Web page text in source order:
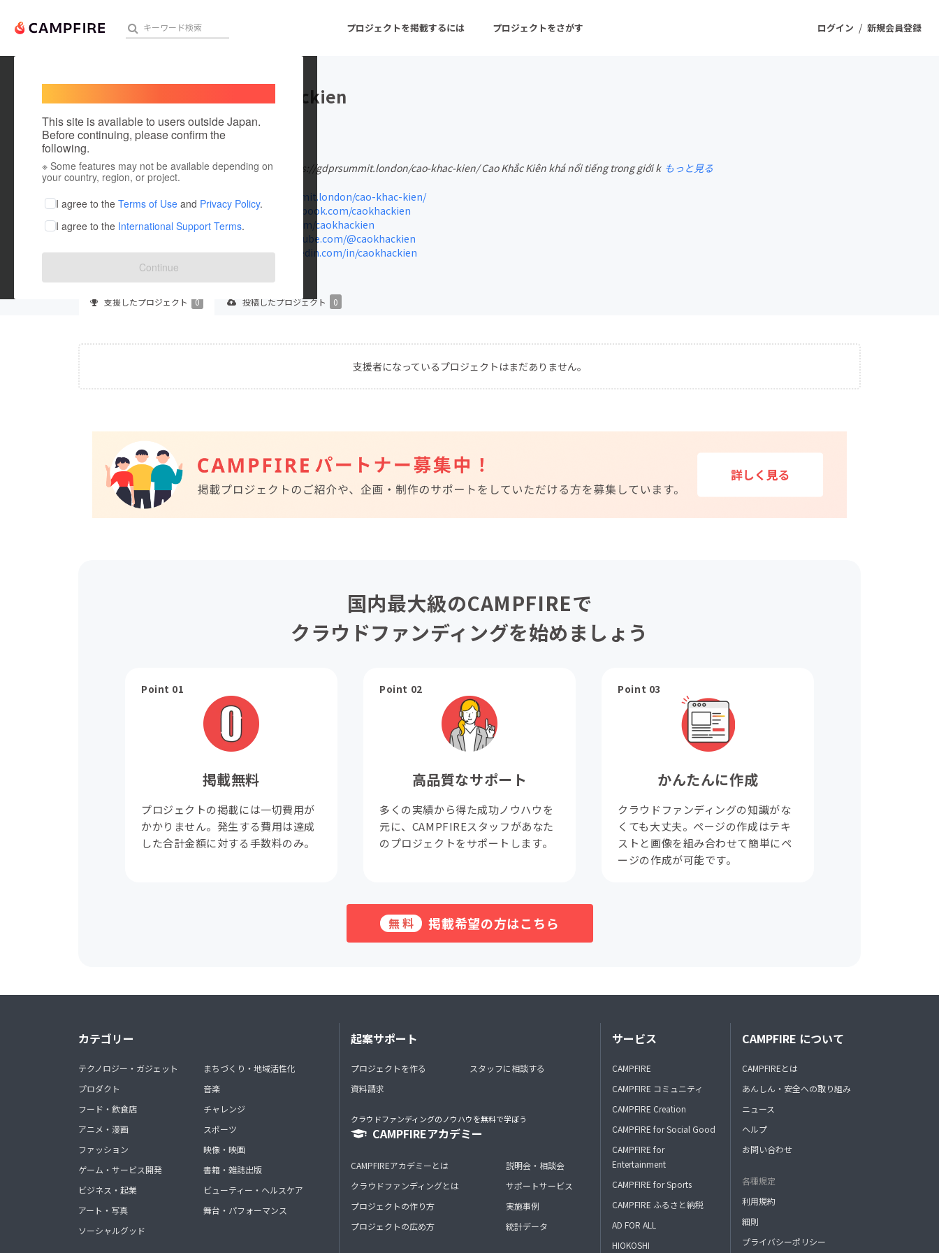
ログイン / 新規会員登録
プロジェクトを掲載するには プロジェクトをさがす
人気のプロジェクト
アート・写真 音楽 舞台・パフォーマンス
プロダクト
テクノロジー・ガジェット
ゲーム・サービス開発
映像・映画
書籍・雑誌出版
ビジネス・起業
チャレンジ
まちづくり・地域活性化
This site is available to users outside Japan.
Before continuing, please confirm the
following.
※ Some features may not be available depending on
your country, region, or project.
I agree to the Terms of Use and Privacy Policy.
I agree to the International Support Terms.
Continue
caokhackien
在住国：米国
Website: https://gdprsummit.london/cao-khac-kien/ Cao Khắc Kiên khá nổi tiếng trong giới k もっと見る
gdprsummit.london/cao-khac-kien/
www.facebook.com/caokhackien
twitter.com/caokhackien
www.youtube.com/@caokhackien
www.linkedin.com/in/caokhackien
支援したプロジェクト 0 投稿したプロジェクト 0
支援者になっているプロジェクトはまだありません。
国内最大級のCAMPFIREで
クラウドファンディングを始めましょう
Point 01
掲載無料
プロジェクトの掲載には一切費用が
かかりません。発生する費用は達成
した合計金額に対する手数料のみ。
Point 02
高品質なサポート
多くの実績から得た成功ノウハウを
元に、CAMPFIREスタッフがあなた
のプロジェクトをサポートします。
Point 03
かんたんに作成
クラウドファンディングの知識がな
くても大丈夫。ページの作成はテキ
ストと画像を組み合わせて簡単にペ
ージの作成が可能です。
無料 掲載希望の方はこちら
カテゴリー
テクノロジー・ガジェット
プロダクト
フード・飲食店
アニメ・漫画
ファッション
ゲーム・サービス開発
ビジネス・起業
アート・写真
ソーシャルグッド
まちづくり・地域活性化
音楽
チャレンジ
スポーツ
映像・映画
書籍・雑誌出版
ビューティー・ヘルスケア
舞台・パフォーマンス
起案サポート
プロジェクトを作る
資料請求
スタッフに相談する
クラウドファンディングのノウハウを無料で学ぼう
CAMPFIREアカデミー
CAMPFIREアカデミーとは
クラウドファンディングとは
プロジェクトの作り方
プロジェクトの広め方
説明会・相談会
サポートサービス
実施事例
統計データ
サービス
CAMPFIRE
CAMPFIRE コミュニティ
CAMPFIRE Creation
CAMPFIRE for Social Good
CAMPFIRE for
Entertainment
CAMPFIRE for Sports
CAMPFIRE ふるさと納税
AD FOR ALL
HIOKOSHI
CAMPFIRE について
CAMPFIREとは
あんしん・安全への取り組み
ニュース
ヘルプ
お問い合わせ
各種規定
利用規約
細則
プライバシーポリシー